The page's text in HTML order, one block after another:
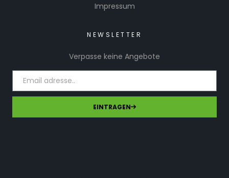
Impressum
NEWSLETTER
Verpasse keine Angebote
EINTRAGEN